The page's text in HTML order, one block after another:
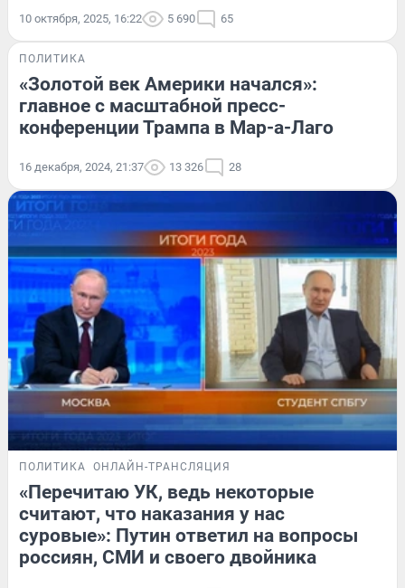
10 октября, 2025, 16:22 5 690 65
ПОЛИТИКА
«Золотой век Америки начался»:
главное с масштабной пресс-
конференции Трампа в Мар-а-Лаго
16 декабря, 2024, 21:37 13 326 28
ПОЛИТИКА ОНЛАЙН-ТРАНСЛЯЦИЯ
«Перечитаю УК, ведь некоторые
считают, что наказания у нас
суровые»: Путин ответил на вопросы
россиян, СМИ и своего двойника